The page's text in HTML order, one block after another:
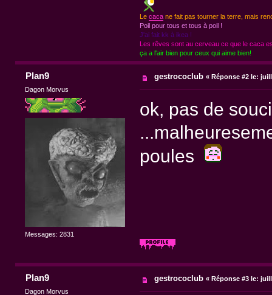
Le cacane fait pas tourner la terre, mais
Poil pour tous et tous à poil !
J'ai fait kk à ikea !
Les rêves sont au cerveau ce que le caca
ça a l'air bien pour ceux qui aime bien!
Plan9
Dagon Morvus
Messages: 2831
gestrococlub «Réponse #2 le:
ok, pas de
poules
Plan9
Dagon Morvus
gestrococlub «Réponse #3 le: